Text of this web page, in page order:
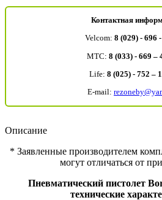
Контактная
Velcom: 8 (029) - 696
MTC: 8 (033) - 669 –
Life: 8 (025) - 752 –
E-mail:
Описание
* Заявленные производителем
могут отличаться от
Пневматический пистолет
технические